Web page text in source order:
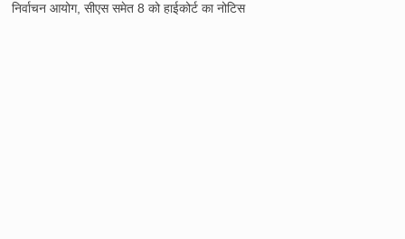
निर्वाचन आयोग, सीएस समेत 8 को हाईकोर्ट का नोटिस